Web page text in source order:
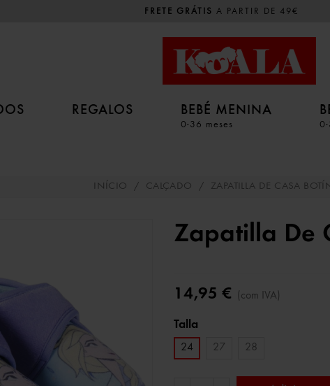
FRETE GRÁTIS A PARTIR DE 49€
REGALOS BEBÉ MENINA
0-36 meses
INÍCIO / CALÇADO / ZAPATILLA DE CASA
Zapatilla De
14,95 € (com IVA)
Talla
24 27 28